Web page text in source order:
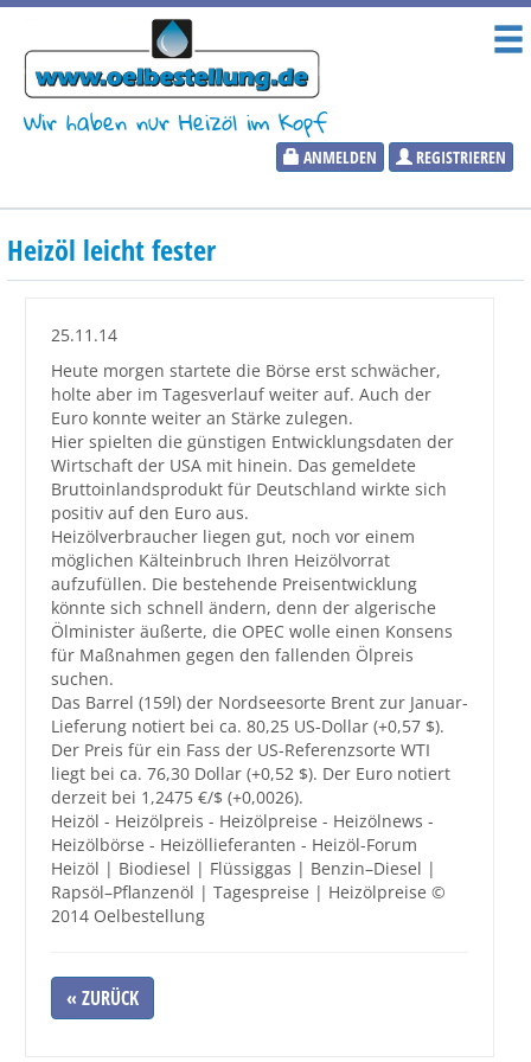
Wir haben nur Heizöl im Kopf
ANMELDEN REGISTRIEREN
Heizölpreise
Aktueller Heizölpreis
Marktinformationen
Wunschpreis Benachrichtigung
Großbestellungen
Produkte
Service
Händler
Hilfe und Kontakt
Shop
Heizöl leicht fester
25.11.14
Heute morgen startete die Börse erst schwächer,
holte aber im Tagesverlauf weiter auf. Auch der
Euro konnte weiter an Stärke zulegen.
Hier spielten die günstigen Entwicklungsdaten der
Wirtschaft der USA mit hinein. Das gemeldete
Bruttoinlandsprodukt für Deutschland wirkte sich
positiv auf den Euro aus.
Heizölverbraucher liegen gut, noch vor einem
möglichen Kälteinbruch Ihren Heizölvorrat
aufzufüllen. Die bestehende Preisentwicklung
könnte sich schnell ändern, denn der algerische
Ölminister äußerte, die OPEC wolle einen Konsens
für Maßnahmen gegen den fallenden Ölpreis
suchen.
Das Barrel (159l) der Nordseesorte Brent zur Januar-
Lieferung notiert bei ca. 80,25 US-Dollar (+0,57 $).
Der Preis für ein Fass der US-Referenzsorte WTI
liegt bei ca. 76,30 Dollar (+0,52 $). Der Euro notiert
derzeit bei 1,2475 €/$ (+0,0026).
Heizöl - Heizölpreis - Heizölpreise - Heizölnews -
Heizölbörse - Heizöllieferanten - Heizöl-Forum
Heizöl | Biodiesel | Flüssiggas | Benzin–Diesel |
Rapsöl–Pflanzenöl | Tagespreise | Heizölpreise ©
2014 Oelbestellung
« ZURÜCK